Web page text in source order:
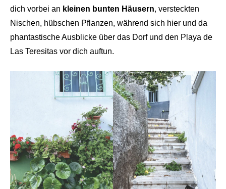
dich vorbei an kleinen bunten Häusern, versteckten
Nischen, hübschen Pflanzen, während sich hier und da
phantastische Ausblicke über das Dorf und den Playa de
Las Teresitas vor dich auftun.